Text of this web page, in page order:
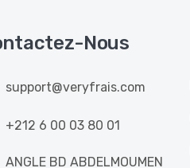
Nous
support@veryfrais.com
+212 6 00 03 80 01
ANGLE BD ABDELMOUMEN